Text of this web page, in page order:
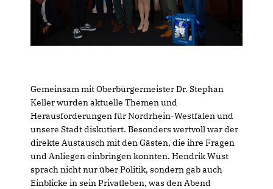
Gemeinsam mit Oberbürgermeister Dr. Stephan
Keller wurden aktuelle Themen und
Herausforderungen für Nordrhein-Westfalen und
unsere Stadt diskutiert. Besonders wertvoll war der
direkte Austausch mit den Gästen, die ihre Fragen
und Anliegen einbringen konnten. Hendrik Wüst
sprach nicht nur über Politik, sondern gab auch
Einblicke in sein Privatleben, was den Abend